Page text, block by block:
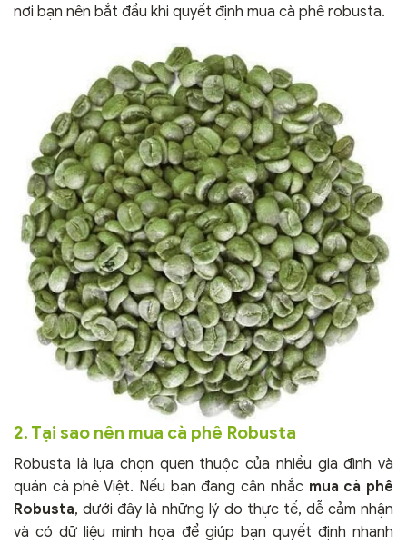
nơi bạn nên bắt đầu khi quyết định mua cà phê robusta.
2. Tại sao nên mua cà phê Robusta
Robusta là lựa chọn quen thuộc của nhiều gia đình và
quán cà phê Việt. Nếu bạn đang cân nhắc mua cà phê
Robusta, dưới đây là những lý do thực tế, dễ cảm nhận
và có dữ liệu minh họa để giúp bạn quyết định nhanh